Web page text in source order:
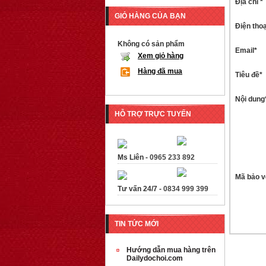
GIỎ HÀNG CỦA BẠN
Không có sản phẩm
Xem giỏ hàng
Hàng đã mua
HỖ TRỢ TRỰC TUYẾN
Ms Liên - 0965 233 892
Tư vấn 24/7 - 0834 999 399
TIN TỨC MỚI
Hướng dẫn mua hàng trên
Dailydochoi.com
Địa chỉ *
Điện
Email*
Tiêu đề*
Nội
Mã bảo